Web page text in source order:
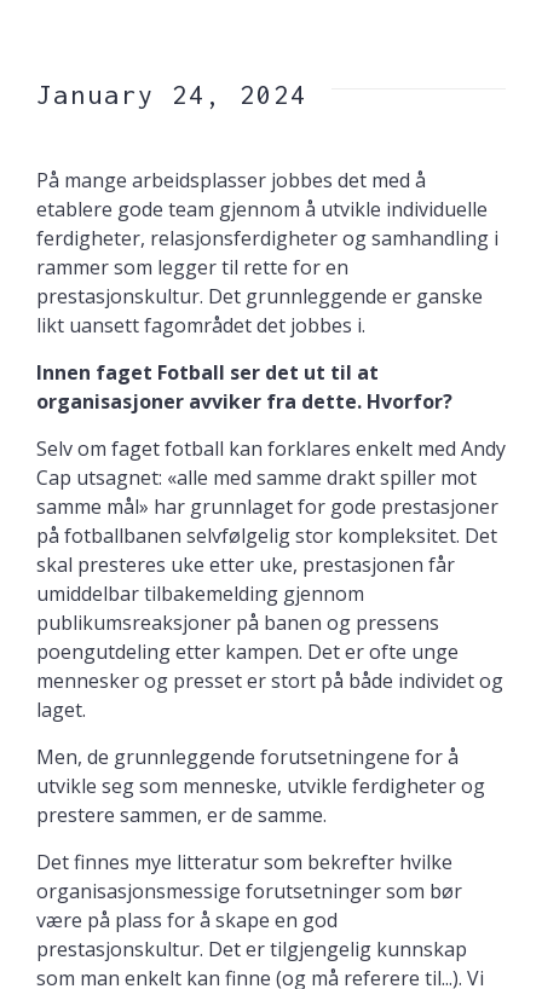
January 24, 2024
På mange arbeidsplasser jobbes det med å
etablere gode team gjennom å utvikle individuelle
ferdigheter, relasjonsferdigheter og samhandling i
rammer som legger til rette for en
prestasjonskultur. Det grunnleggende er ganske
likt uansett fagområdet det jobbes i.
Innen faget Fotball ser det ut til at
organisasjoner avviker fra dette. Hvorfor?
Selv om faget fotball kan forklares enkelt med Andy
Cap utsagnet: «alle med samme drakt spiller mot
samme mål» har grunnlaget for gode prestasjoner
på fotballbanen selvfølgelig stor kompleksitet. Det
skal presteres uke etter uke, prestasjonen får
umiddelbar tilbakemelding gjennom
publikumsreaksjoner på banen og pressens
poengutdeling etter kampen. Det er ofte unge
mennesker og presset er stort på både individet og
laget.
Men, de grunnleggende forutsetningene for å
utvikle seg som menneske, utvikle ferdigheter og
prestere sammen, er de samme.
Det finnes mye litteratur som bekrefter hvilke
organisasjonsmessige forutsetninger som bør
være på plass for å skape en god
prestasjonskultur. Det er tilgjengelig kunnskap
som man enkelt kan finne (og må referere til...). Vi